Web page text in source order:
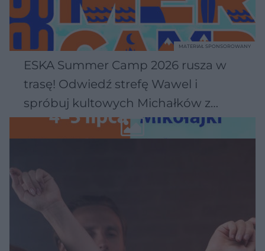
ESKA Summer Camp 2026 rusza w
trasę! Odwiedź strefę Wawel i
spróbuj kultowych Michałków z
Wawelu
MATERIAŁ SPONSOROWANY